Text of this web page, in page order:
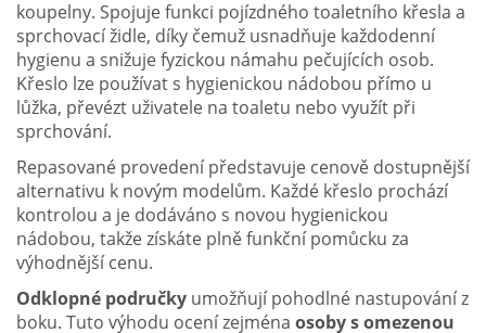
koupelny. Spojuje funkci pojízdného toaletního křesla a
sprchovací židle, díky čemuž usnadňuje každodenní
hygienu a snižuje fyzickou námahu pečujících osob.
Křeslo lze používat s hygienickou nádobou přímo u
lůžka, převézt uživatele na toaletu nebo využít při
sprchování.
Repasované provedení představuje cenově dostupnější
alternativu k novým modelům. Každé křeslo prochází
kontrolou a je dodáváno s novou hygienickou
nádobou, takže získáte plně funkční pomůcku za
výhodnější cenu.
Odklopné područky umožňují pohodlné nastupování z
boku. Tuto výhodu ocení zejména osoby s omezenou